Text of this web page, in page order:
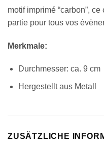
motif imprimé “carbon”,
partie pour tous vos
Merkmale:
Durchmesser: ca. 9 cm
Hergestellt aus Metall
ZUSÄTZLICHE